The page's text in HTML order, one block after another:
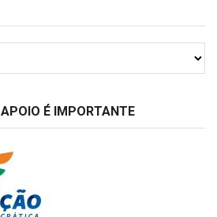
É IMPORTANTE